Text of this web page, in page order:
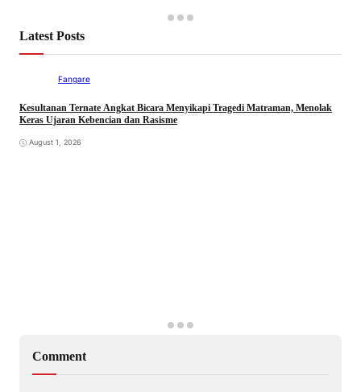
Latest Posts
Fangare
Kesultanan Ternate Angkat Bicara Menyikapi Tragedi Matraman, Menolak
Keras Ujaran Kebencian dan Rasisme
August 1, 2026
Comment